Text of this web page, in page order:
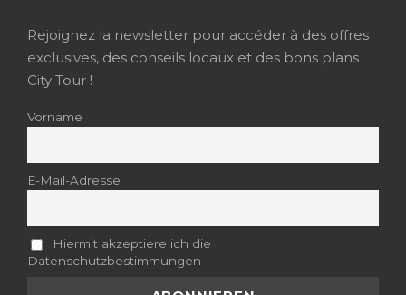
Rejoignez la newsletter pour accéder à des offres
exclusives, des conseils locaux et des bons plans
City Tour !
Vorname
E-Mail-Adresse
Hiermit akzeptiere ich die
Datenschutzbestimmungen